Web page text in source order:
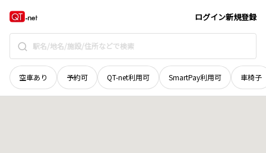
ログイン新規登録
空車あり 予約可 QT-net利用可 SmartPay利用可 車椅子
長野県